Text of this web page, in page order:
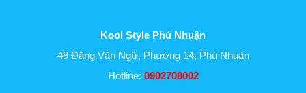
Kool Style Phú Nhuận
49 Đặng Văn Ngữ, Phường 14, Phú Nhuận
Hotline: 0902708002